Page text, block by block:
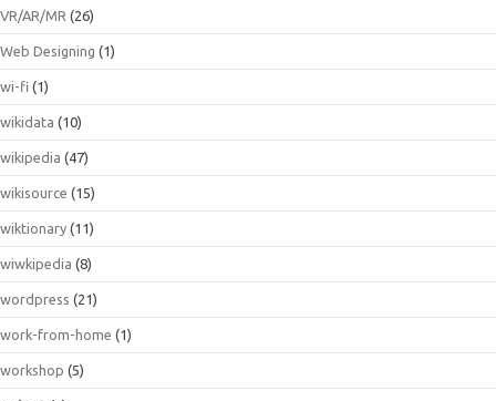
VR/AR/MR (26)
Web Designing (1)
wi-fi (1)
wikidata (10)
wikipedia (47)
wikisource (15)
wiktionary (11)
wiwkipedia (8)
wordpress (21)
work-from-home (1)
workshop (5)